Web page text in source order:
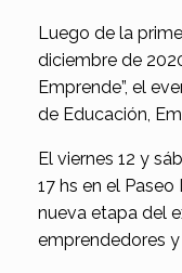
Luego de la
diciembre de
Emprende”, el
de Educación,
El viernes 12 y
17 hs en el
nueva etapa del
emprendedores